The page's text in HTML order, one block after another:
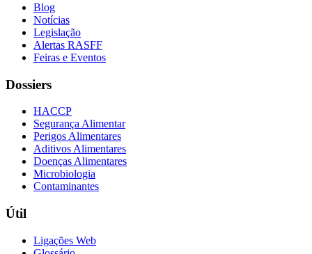
Blog
Notícias
Legislação
Alertas RASFF
Feiras e Eventos
Dossiers
HACCP
Segurança Alimentar
Perigos Alimentares
Aditivos Alimentares
Doenças Alimentares
Microbiologia
Contaminantes
Útil
Ligações Web